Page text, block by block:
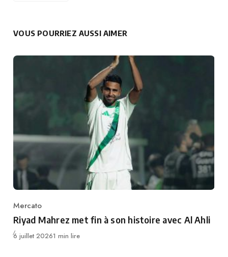
VOUS POURRIEZ AUSSI AIMER
Category
Mercato
Riyad Mahrez met fin à son histoire avec Al Ahli
Publié
6 juillet 20261 min lire